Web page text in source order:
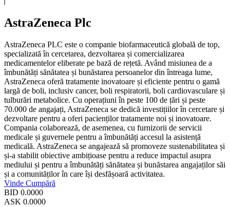
AstraZeneca Plc
AstraZeneca PLC este o companie biofarmaceutică globală de top,
specializată în cercetarea, dezvoltarea și comercializarea
medicamentelor eliberate pe bază de rețetă. Având misiunea de a
îmbunătăți sănătatea și bunăstarea persoanelor din întreaga lume,
AstraZeneca oferă tratamente inovatoare și eficiente pentru o gamă
largă de boli, inclusiv cancer, boli respiratorii, boli cardiovasculare și
tulburări metabolice. Cu operațiuni în peste 100 de țări și peste
70.000 de angajați, AstraZeneca se dedică investițiilor în cercetare și
dezvoltare pentru a oferi pacienților tratamente noi și inovatoare.
Compania colaborează, de asemenea, cu furnizorii de servicii
medicale și guvernele pentru a îmbunătăți accesul la asistență
medicală. AstraZeneca se angajează să promoveze sustenabilitatea și
și-a stabilit obiective ambițioase pentru a reduce impactul asupra
mediului și pentru a îmbunătăți sănătatea și bunăstarea angajaților săi
și a comunităților în care își desfășoară activitatea.
Vinde Cumpără
BID 0.0000
ASK 0.0000